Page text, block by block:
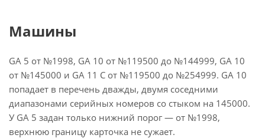
Машины
GA 5 от №1998, GA 10 от №119500 до №144999, GA 10
от №145000 и GA 11 C от №119500 до №254999. GA 10
попадает в перечень дважды, двумя соседними
диапазонами серийных номеров со стыком на 145000.
У GA 5 задан только нижний порог — от №1998,
верхнюю границу карточка не сужает.